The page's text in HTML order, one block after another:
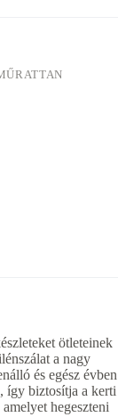
ötleteinek
a nagy
és egész évben
így biztosítja a kerti
hegeszteni